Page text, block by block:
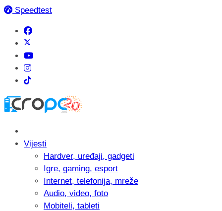
Speedtest
Vijesti
Hardver, uređaji, gadgeti
Igre, gaming, esport
Internet, telefonija, mreže
Audio, video, foto
Mobiteli, tableti